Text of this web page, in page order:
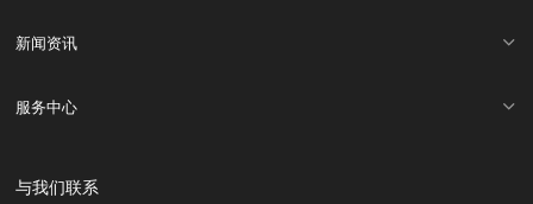
新闻资讯
服务中心
与我们联系